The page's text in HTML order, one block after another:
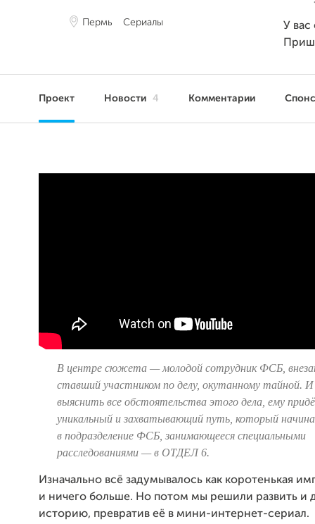
Пермь Сериалы
У вас
Проект Новости 4 Комментарии
В центре сюжета — молодой сотрудник ФСБ,
ставший участником по делу, окутанному тайной.
выяснить все обстоятельства этого дела, ему
уникальный и захватывающий путь, который
в подразделение ФСБ, занимающееся специальными
расследованиями — в ОТДЕЛ 6.
Изначально всё задумывалось как коротенькая
и ничего больше. Но потом мы решили развить и
историю, превратив её в мини-интернет-сериал.